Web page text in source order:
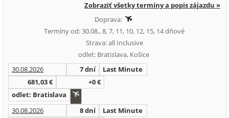
Zobraziť všetky termíny a popis zájazdu »
Doprava:
Termíny od: 30.08., 8, 7, 11, 10, 12, 15, 14 dňové
Strava: all Inclusive
odlet: Bratislava, Košice
30.08.2026
7 dní
Last Minute
681,03 €
+0 €
odlet: Bratislava
30.08.2026
8 dní
Last Minute